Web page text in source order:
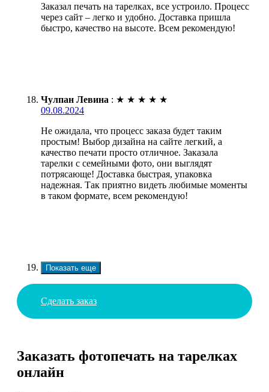
Заказал печать на тарелках, все устроило. Процесс
через сайт – легко и удобно. Доставка пришла
быстро, качество на высоте. Всем рекомендую!
Чулпан Левина : ★ ★ ★ ★ ★
09.08.2024
Не ожидала, что процесс заказа будет таким
простым! Выбор дизайна на сайте легкий, а
качество печати просто отличное. Заказала
тарелки с семейными фото, они выглядят
потрясающе! Доставка быстрая, упаковка
надежная. Так приятно видеть любимые моменты
в таком формате, всем рекомендую!
Показать еще
Сделать заказ
Заказать фотопечать на тарелках
онлайн